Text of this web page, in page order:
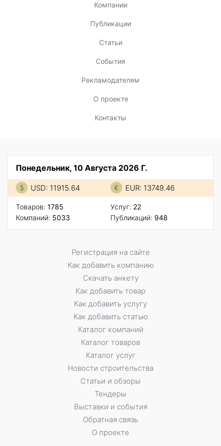
Компании
Публикации
Статьи
События
Рекламодателям
О проекте
Контакты
Понедельник, 10 Августа 2026 Г.
USD: 11915.64 EUR: 13749.46
Товаров: 1785
Компаний: 5033
Услуг: 22
Публикаций: 948
Регистрация на сайте
Как добавить компанию
Скачать анкету
Как добавить товар
Как добавить услугу
Как добавить статью
Каталог компаний
Каталог товаров
Каталог услуг
Новости строительства
Статьи и обзоры
Тендеры
Выставки и события
Обратная связь
О проекте